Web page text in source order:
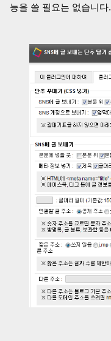
능을 쓸 필요는 없습니다.